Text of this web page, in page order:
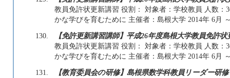
教員免許状更新講習 役割： 対象者：学校教員 人数：
かな学びを育むために 主催者：島根大学 2014年 6月
130.
【免許更新講習講師】平成26年度島根大学教員免許
教員免許状更新講習 役割： 対象者：学校教員 人数：
かな学びを育むために 主催者：島根大学 2014年 6月
131.
【教育委員会の研修】島根県数学科教員リーダー研修